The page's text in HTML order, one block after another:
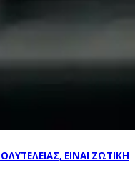
ΕΙΝΑΙ ΖΩΤΙΚΗ